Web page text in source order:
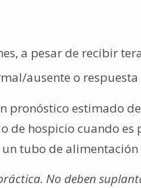
a pesar de recibir
ausente o
estimado
de hospicio cuando es
tubo de
No deben